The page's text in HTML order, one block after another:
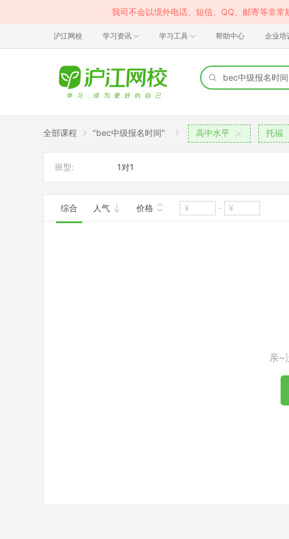
我司不会以境外电话、短信、QQ、邮寄等非常
沪江网校 学习资讯 学习工具 帮助中心 企业培
全部课程 "bec中级报名时间" 高中水平 托福
班型: 1对1
综合 人气 价格 -
亲~